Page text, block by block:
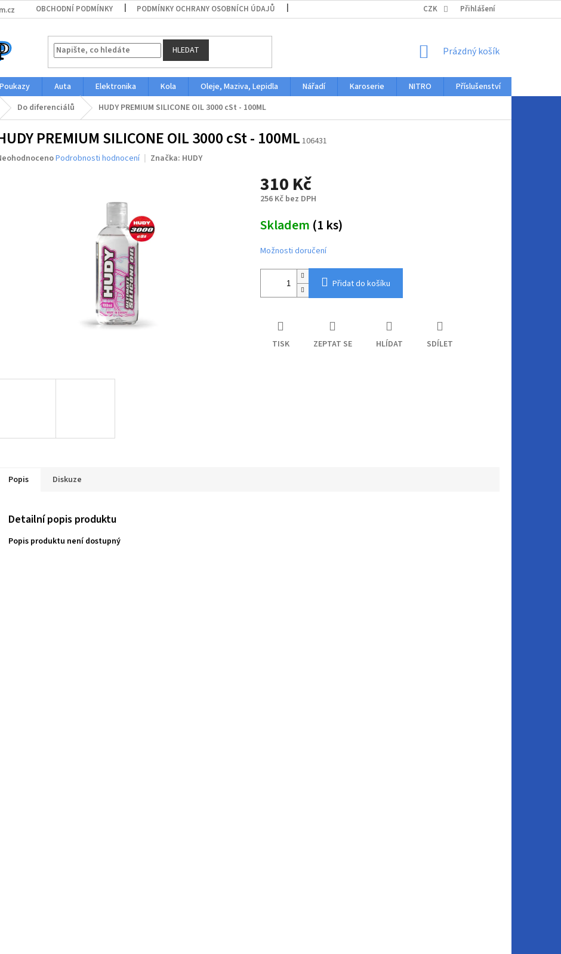
OBCHODNÍ PODMÍNKY PODMÍNKY OCHRANY OSOBNÍCH ÚDAJŮ CZK Přihlášení
HLEDAT
NÁKUPNÍ
Prázdný košík
Auta Elektronika Kola Oleje, Maziva, Lepidla Nářadí Karoserie NITRO Příslušenství
Do diferenciálů HUDY PREMIUM SILICONE OIL 3000 cSt - 100ML
PREMIUM SILICONE OIL 3000 cSt - 100ML 106431
Podrobnosti hodnocení Značka: HUDY
310 Kč
256 Kč bez DPH
cena:
Skladem (1 ks)
Možnosti doručení
Přidat do košíku
TISK ZEPTAT SE HLÍDAT SDÍLET
Popis Diskuze
Detailní popis produktu
Popis produktu není dostupný